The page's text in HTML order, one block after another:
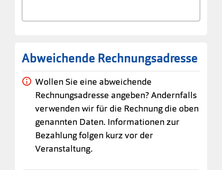
Abweichende Rechnungsadresse
Wollen Sie eine abweichende
Rechnungsadresse angeben? Andernfalls
verwenden wir für die Rechnung die oben
genannten Daten. Informationen zur
Bezahlung folgen kurz vor der
Veranstaltung.